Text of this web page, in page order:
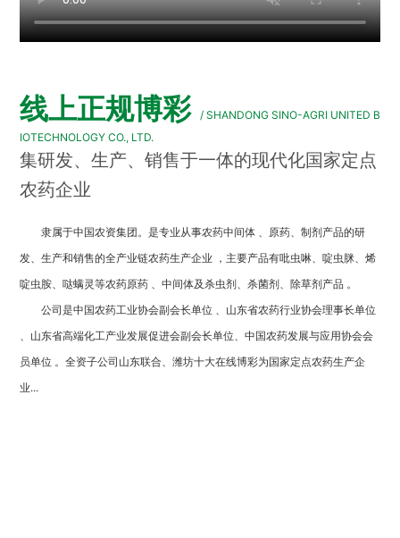
线上正规博彩
/ SHANDONG SINO-AGRI UNITED B
IOTECHNOLOGY CO., LTD.
集研发、生产、销售于一体的现代化国家定点
农药企业
隶属于中国农资集团。是专业从事农药中间体 、原药、制剂产品的研
发、生产和销售的全产业链农药生产企业 ，主要产品有吡虫啉、啶虫脒、烯
啶虫胺、哒螨灵等农药原药 、中间体及杀虫剂、杀菌剂、除草剂产品 。
公司是中国农药工业协会副会长单位 、山东省农药行业协会理事长单位
、山东省高端化工产业发展促进会副会长单位、中国农药发展与应用协会会
员单位 。全资子公司山东联合、潍坊十大在线博彩为国家定点农药生产企
业...